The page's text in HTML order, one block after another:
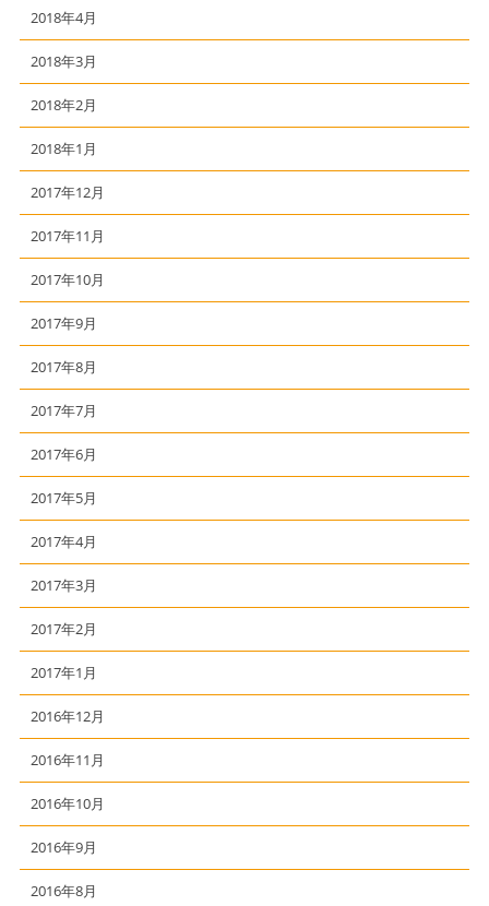
2018年4月
2018年3月
2018年2月
2018年1月
2017年12月
2017年11月
2017年10月
2017年9月
2017年8月
2017年7月
2017年6月
2017年5月
2017年4月
2017年3月
2017年2月
2017年1月
2016年12月
2016年11月
2016年10月
2016年9月
2016年8月